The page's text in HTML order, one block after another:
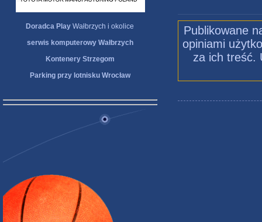
Doradca Play Wałbrzych i okolice
serwis komputerowy Wałbrzych
Kontenery Strzegom
Parking przy lotnisku Wrocław
Publikowane
opiniami
za ich treść.